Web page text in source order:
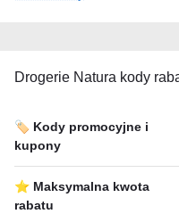
Drogerie Natura kody
🏷️ Kody promocyjne i
kupony
⭐ Maksymalna kwota
rabatu